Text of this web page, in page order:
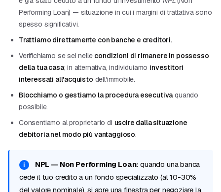
Performing Loan) — situazione in cui i margini di trattativa sono
spesso significativi.
Trattiamo direttamente con banche e creditori.
Verifichiamo se sei nelle condizioni di rimanere in possesso
della tua casa; in alternativa, individuiamo investitori
interessati all'acquisto dell'immobile.
Blocchiamo o gestiamo la procedura esecutivaquando
possibile.
Consentiamo al proprietario di uscire dalla situazione
debitoria nel modo più vantaggioso.
NPL — Non Performing Loan: quando una banca
cede il tuo credito a un fondo specializzato (al 10-30%
del valore nominale), si apre una finestra per negoziare la